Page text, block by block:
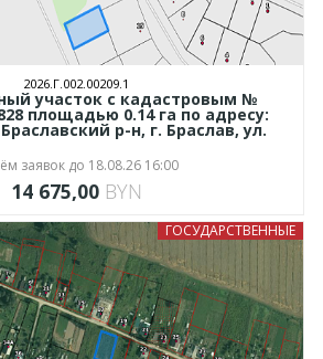
2026.Г.002.00209.1
участок с кадастровым №
площадью 0.14 га по адресу:
р-н, г. Браслав, ул.
заявок до 18.08.26 16:00
14 675,00 BYN
ГОСУДАРСТВЕННЫЕ